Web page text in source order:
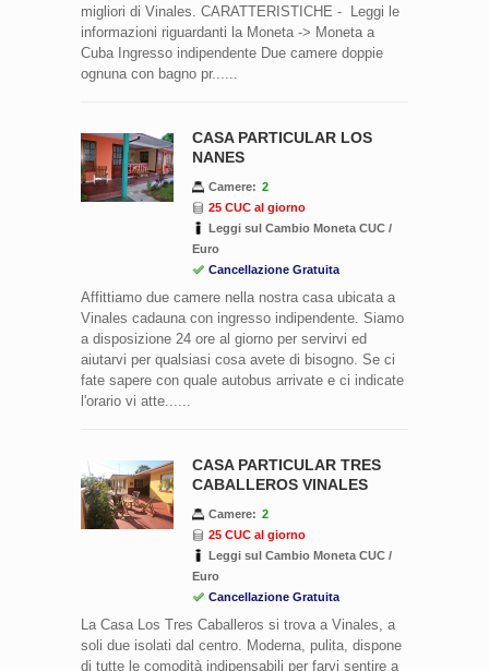
migliori di Vinales. CARATTERISTICHE - Leggi le
informazioni riguardanti la Moneta -> Moneta a
Cuba Ingresso indipendente Due camere doppie
ognuna con bagno pr......
CASA PARTICULAR LOS
NANES
Camere: 2
25 CUC al giorno
Leggi sul Cambio Moneta CUC /
Euro
Cancellazione Gratuita
Affittiamo due camere nella nostra casa ubicata a
Vinales cadauna con ingresso indipendente. Siamo
a disposizione 24 ore al giorno per servirvi ed
aiutarvi per qualsiasi cosa avete di bisogno. Se ci
fate sapere con quale autobus arrivate e ci indicate
l'orario vi atte......
CASA PARTICULAR TRES
CABALLEROS VINALES
Camere: 2
25 CUC al giorno
Leggi sul Cambio Moneta CUC /
Euro
Cancellazione Gratuita
La Casa Los Tres Caballeros si trova a Vinales, a
soli due isolati dal centro. Moderna, pulita, dispone
di tutte le comodità indipensabili per farvi sentire a